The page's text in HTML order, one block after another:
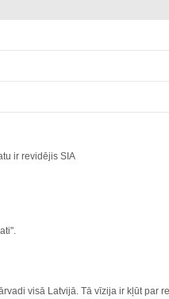
ir revidējis SIA
visā Latvijā. Tā vīzija ir kļūt par